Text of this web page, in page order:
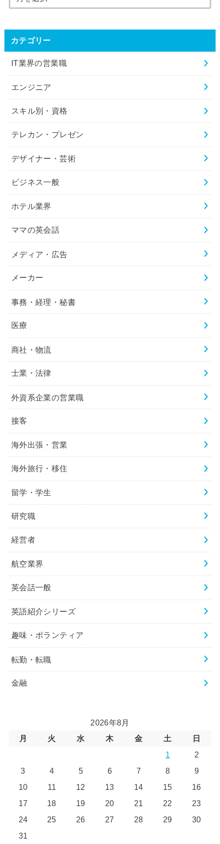
カテゴリー
IT業界の営業職
エンジニア
スキル別・資格
テレカン・プレゼン
デザイナー・芸術
ビジネス一般
ホテル業界
ママの英会話
メディア・広告
メーカー
事務・経理・秘書
医療
商社・物流
士業・法律
外資系企業の営業職
接客
海外出張・営業
海外旅行・移住
留学・学生
研究職
経営者
航空業界
英会話一般
英語紹介シリーズ
趣味・ボランティア
転勤・転職
金融
2026年8月
月
火 水 木 金 土
日
1
2
3
4 5 6 7 8
9
10
11 12 13 14 15
16
17
18 19 20 21 22
23
24
25 26 27 28 29
30
31